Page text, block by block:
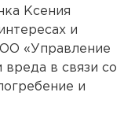
Ксения
и
«Управление
в связи со
и